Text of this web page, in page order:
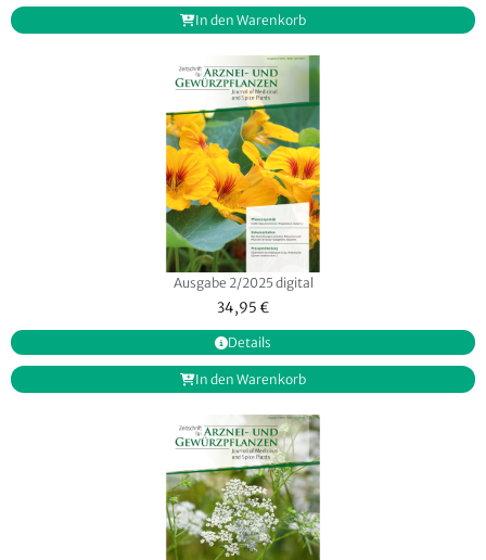
In den Warenkorb
Ausgabe 2/2025 digital
34,95€
Details
In den Warenkorb